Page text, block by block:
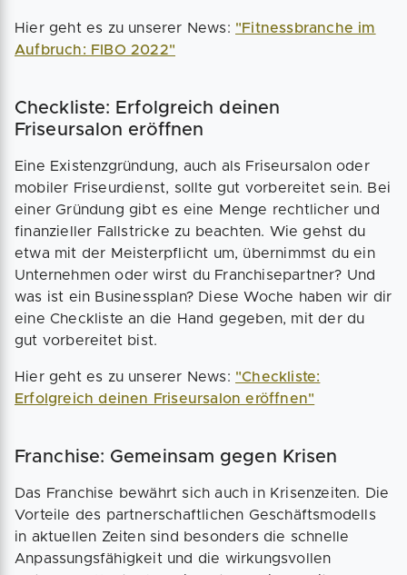
Hier geht es zu unserer News: "Fitnessbranche im
Aufbruch: FIBO 2022"
Checkliste: Erfolgreich deinen
Friseursalon eröffnen
Eine Existenzgründung, auch als Friseursalon oder
mobiler Friseurdienst, sollte gut vorbereitet sein. Bei
einer Gründung gibt es eine Menge rechtlicher und
finanzieller Fallstricke zu beachten. Wie gehst du
etwa mit der Meisterpflicht um, übernimmst du ein
Unternehmen oder wirst du Franchisepartner? Und
was ist ein Businessplan? Diese Woche haben wir dir
eine Checkliste an die Hand gegeben, mit der du
gut vorbereitet bist.
Hier geht es zu unserer News: "Checkliste:
Erfolgreich deinen Friseursalon eröffnen"
Franchise: Gemeinsam gegen Krisen
Das Franchise bewährt sich auch in Krisenzeiten. Die
Vorteile des partnerschaftlichen Geschäftsmodells
in aktuellen Zeiten sind besonders die schnelle
Anpassungsfähigkeit und die wirkungsvollen